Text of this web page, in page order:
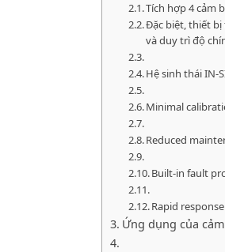
Tích hợp 4 cảm
Đặc biệt, thiết bị
và duy trì độ
Hệ sinh thái IN-
Minimal
Reduced
Built-in fault
Rapid
Ứng dụng của